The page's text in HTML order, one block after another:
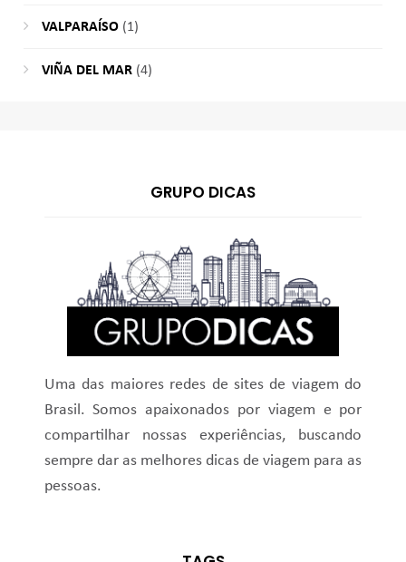
VALPARAÍSO(1)
VIÑA DEL MAR(4)
GRUPO DICAS
Uma das maiores redes de sites de viagem do
Brasil. Somos apaixonados por viagem e por
compartilhar nossas experiências, buscando
sempre dar as melhores dicas de viagem para as
pessoas.